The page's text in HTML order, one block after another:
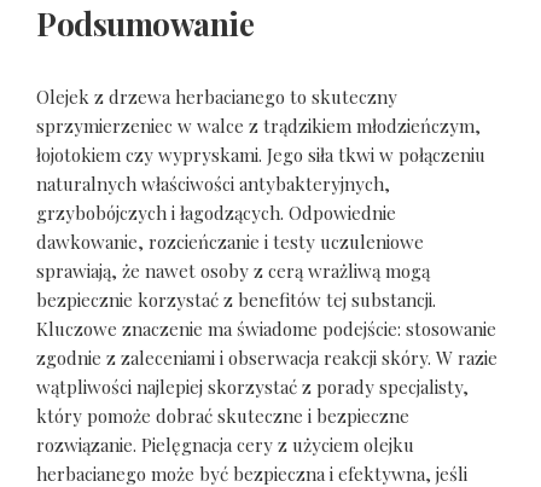
Podsumowanie
Olejek z drzewa herbacianego to skuteczny
sprzymierzeniec w walce z trądzikiem młodzieńczym,
łojotokiem czy wypryskami. Jego siła tkwi w połączeniu
naturalnych właściwości antybakteryjnych,
grzybobójczych i łagodzących. Odpowiednie
dawkowanie, rozcieńczanie i testy uczuleniowe
sprawiają, że nawet osoby z cerą wrażliwą mogą
bezpiecznie korzystać z benefitów tej substancji.
Kluczowe znaczenie ma świadome podejście: stosowanie
zgodnie z zaleceniami i obserwacja reakcji skóry. W razie
wątpliwości najlepiej skorzystać z porady specjalisty,
który pomoże dobrać skuteczne i bezpieczne
rozwiązanie. Pielęgnacja cery z użyciem olejku
herbacianego może być bezpieczna i efektywna, jeśli